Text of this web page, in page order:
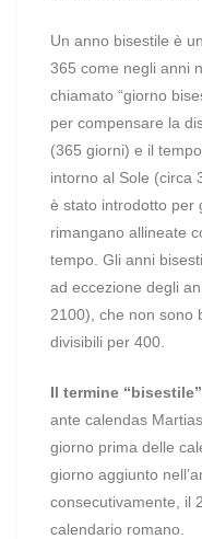
Un anno bisestile è
365 come negli anni
chiamato “giorno
per compensare la
(365 giorni) e il
intorno al Sole (circa
è stato introdotto per
rimangano allineate
tempo. Gli anni
ad eccezione degli
2100), che non sono
divisibili per 400.
Il termine “bisestile”
ante calendas
giorno prima delle
giorno aggiunto
consecutivamente, il
calendario romano.